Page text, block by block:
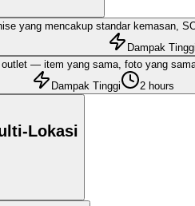
yang mencakup standar kemasan,
Dampak Tinggi
— item yang sama, foto yang
Dampak Tinggi
2 hours
Lokasi